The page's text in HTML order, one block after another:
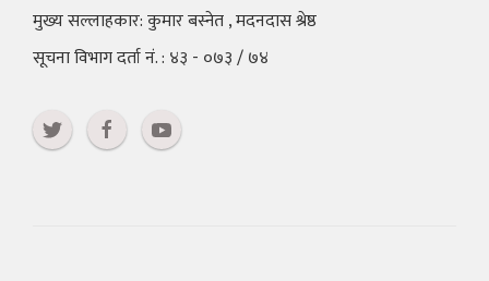
मुख्य सल्लाहकार: कुमार बस्नेत , मदनदास श्रेष्ठ
सूचना विभाग दर्ता नं. : ४३ - ०७३ / ७४